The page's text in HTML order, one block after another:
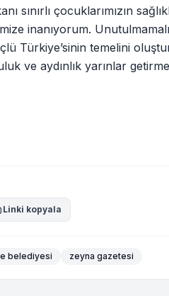
sınırlı çocuklarımızın
inanıyorum.
Türkiye’sinin temelini
ve aydınlık yarınlar
Linki kopyala
belediyesi zeyna gazetesi